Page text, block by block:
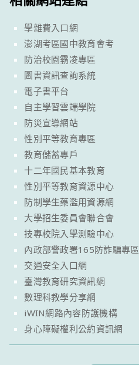
學雜費入口網
澎湖考區國中教育會考
防治校園霸凌專區
圖書資訊查詢系統
電子書平台
自主學習雲端學院
防災宣導網站
性別平等教育專區
教育儲蓄專戶
十二年國民基本教育
性別平等教育資源中心
防制學生藥濫用資源網
大學招生委員會聯合會
技專校院入學測驗中心
內政部警政署165防詐騙專區
交通安全入口網
臺灣教育研究資訊網
數理科教學分享網
iWIN網路內容防護機構
身心障礙權利公約資訊網